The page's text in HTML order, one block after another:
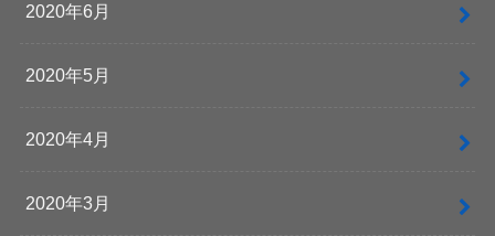
2020年6月
2020年5月
2020年4月
2020年3月